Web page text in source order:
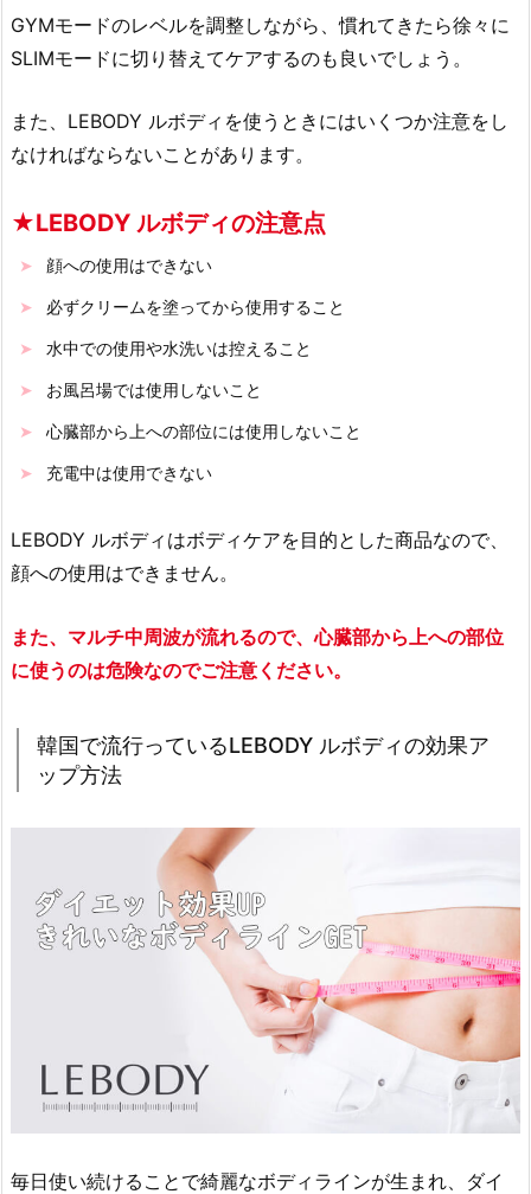
GYMモードのレベルを調整しながら、慣れてきたら徐々に
SLIMモードに切り替えてケアするのも良いでしょう。
また、LEBODY ルボディを使うときにはいくつか注意をし
なければならないことがあります。
★LEBODY ルボディの注意点
顔への使用はできない
必ずクリームを塗ってから使用すること
水中での使用や水洗いは控えること
お風呂場では使用しないこと
心臓部から上への部位には使用しないこと
充電中は使用できない
LEBODY ルボディはボディケアを目的とした商品なので、
顔への使用はできません。
また、マルチ中周波が流れるので、心臓部から上への部位
に使うのは危険なのでご注意ください。
韓国で流行っているLEBODY ルボディの効果ア
ップ方法
毎日使い続けることで綺麗なボディラインが生まれ、ダイ